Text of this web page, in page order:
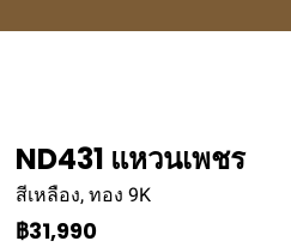
ND431 แหวนเพชร
สีเหลือง, ทอง 9K
฿31,990